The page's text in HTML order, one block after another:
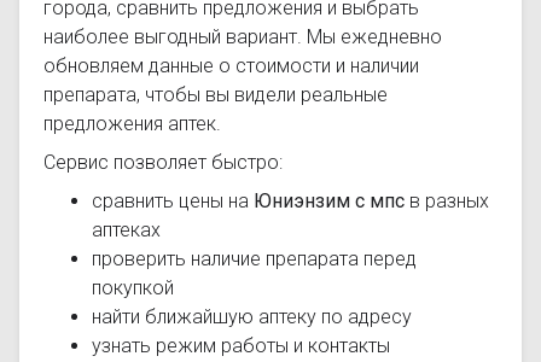
города, сравнить предложения и выбрать
наиболее выгодный вариант. Мы ежедневно
обновляем данные о стоимости и наличии
препарата, чтобы вы видели реальные
предложения аптек.
Сервис позволяет быстро:
сравнить цены на Юниэнзим с мпс в разных
аптеках
проверить наличие препарата перед
покупкой
найти ближайшую аптеку по адресу
узнать режим работы и контакты